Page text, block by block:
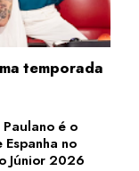
temporada
Paulano é o
no
Júnior 2026